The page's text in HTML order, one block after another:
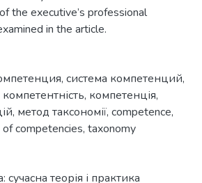
the executive’s professional
in the article.
, система компетенций,
компетентність, компетенція,
, метод таксономії, competence,
competencies, taxonomy
теорія і практика